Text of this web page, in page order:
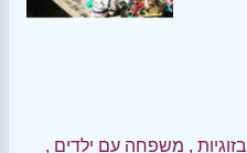
בזוגיות , משפחה עם ילדים ,